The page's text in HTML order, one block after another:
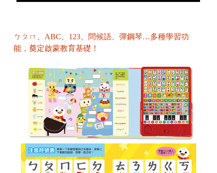
ㄅㄆㄇ、ABC、123、問候語、彈鋼琴…多種學習功
能，奠定啟蒙教育基礎！